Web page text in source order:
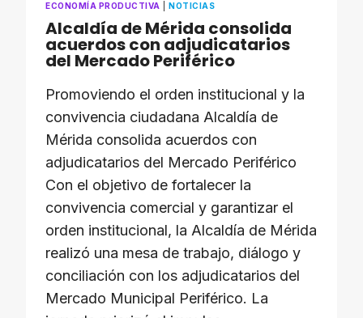
ECONOMÍA PRODUCTIVA NOTICIAS
​Alcaldía de Mérida consolida
acuerdos con adjudicatarios
del Mercado Periférico
Promoviendo el orden institucional y la
convivencia ciudadana ​Alcaldía de
Mérida consolida acuerdos con
adjudicatarios del Mercado Periférico ​
Con el objetivo de fortalecer la
convivencia comercial y garantizar el
orden institucional, la Alcaldía de Mérida
realizó una mesa de trabajo, diálogo y
conciliación con los adjudicatarios del
Mercado Municipal Periférico. La